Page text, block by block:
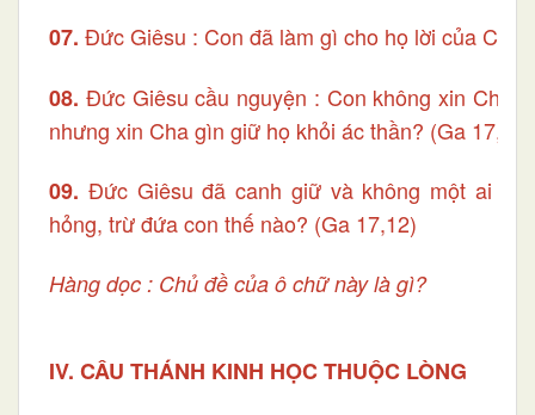
07. Đức Giêsu : Con đã làm gì cho họ lời của Cha
08. Đức Giêsu cầu nguyện : Con không xin Cha
nhưng xin Cha gìn giữ họ khỏi ác thần? (Ga 17,15)
09. Đức Giêsu đã canh giữ và không một ai
hỏng, trừ đứa con thế nào? (Ga 17,12)
Hàng dọc : Chủ đề của ô chữ này là gì?
IV. CÂU THÁNH KINH HỌC THUỘC LÒNG